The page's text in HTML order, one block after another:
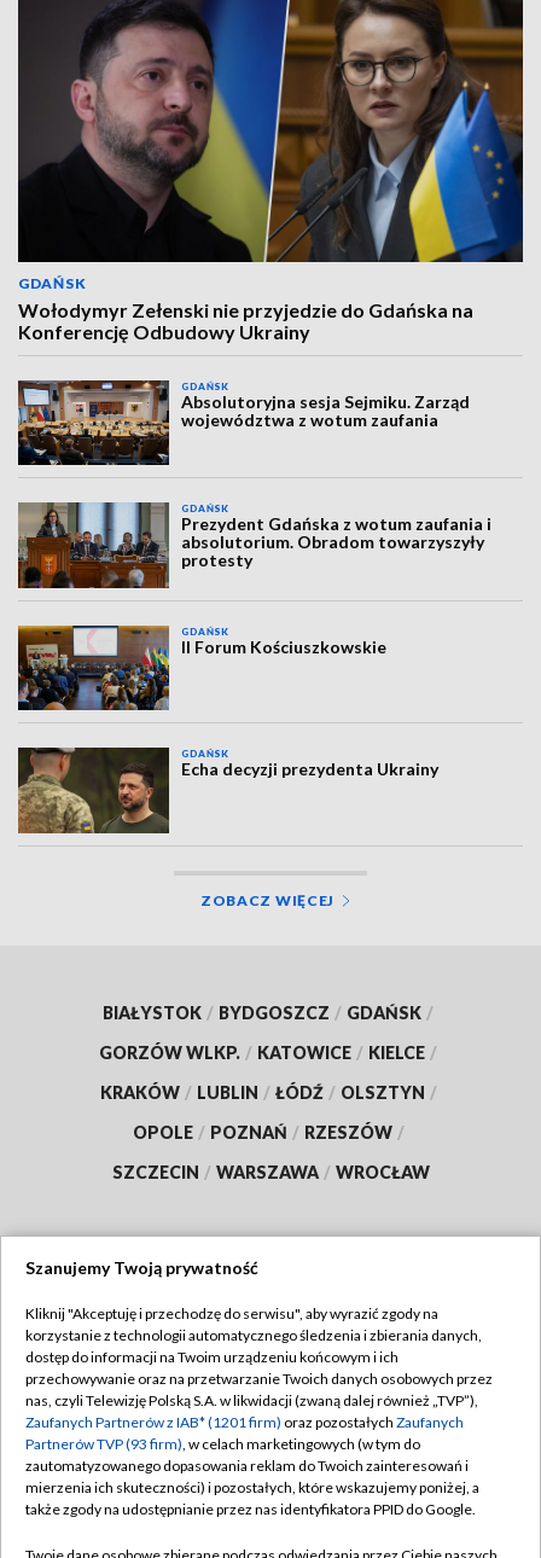
GDAŃSK
Wołodymyr Zełenski nie przyjedzie do Gdańska na
Konferencję Odbudowy Ukrainy
GDAŃSK
Absolutoryjna sesja Sejmiku. Zarząd
województwa z wotum zaufania
GDAŃSK
Prezydent Gdańska z wotum zaufania i
absolutorium. Obradom towarzyszyły
protesty
GDAŃSK
II Forum Kościuszkowskie
GDAŃSK
Echa decyzji prezydenta Ukrainy
ZOBACZ WIĘCEJ
BIAŁYSTOK / BYDGOSZCZ / GDAŃSK /
GORZÓW WLKP. / KATOWICE / KIELCE /
KRAKÓW / LUBLIN / ŁÓDŹ / OLSZTYN /
OPOLE / POZNAŃ / RZESZÓW /
SZCZECIN / WARSZAWA / WROCŁAW
TVP
Abonament TVP
Emisja w TVP
Centrum informacji TVP
Naziemna Telewizja Cyfrowa
Regulamin TVP
Polityka prywatności
Moje zgody
Pomoc
Szanujemy Twoją prywatność
Kliknij "Akceptuję i przechodzę do serwisu", aby wyrazić zgody na
korzystanie z technologii automatycznego śledzenia i zbierania danych,
dostęp do informacji na Twoim urządzeniu końcowym i ich
przechowywanie oraz na przetwarzanie Twoich danych osobowych przez
nas, czyli Telewizję Polską S.A. w likwidacji (zwaną dalej również „TVP”),
Zaufanych Partnerów z IAB* (1201 firm) oraz pozostałych Zaufanych
Partnerów TVP (93 firm), w celach marketingowych (w tym do
zautomatyzowanego dopasowania reklam do Twoich zainteresowań i
mierzenia ich skuteczności) i pozostałych, które wskazujemy poniżej, a
także zgody na udostępnianie przez nas identyfikatora PPID do Google.